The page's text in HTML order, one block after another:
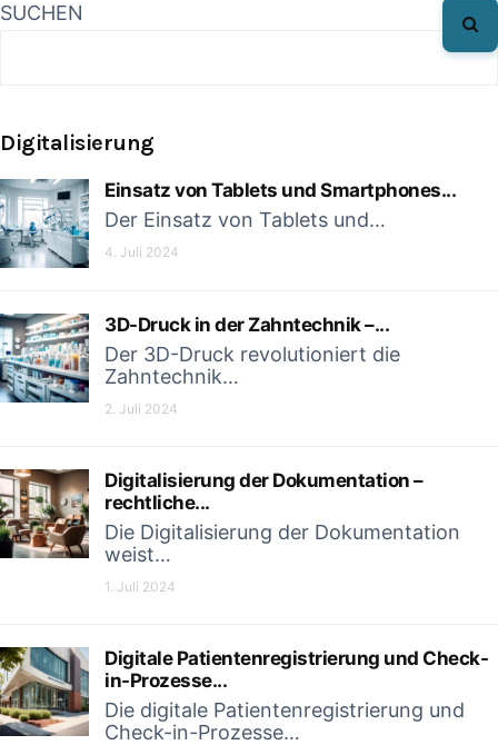
SUCHEN
Digitalisierung
Einsatz von Tablets und Smartphones...
Der Einsatz von Tablets und…
4. Juli 2024
3D-Druck in der Zahntechnik –...
Der 3D-Druck revolutioniert die
Zahntechnik…
2. Juli 2024
Digitalisierung der Dokumentation –
rechtliche...
Die Digitalisierung der Dokumentation
weist…
1. Juli 2024
Digitale Patientenregistrierung und Check-
in-Prozesse...
Die digitale Patientenregistrierung und
Check-in-Prozesse…